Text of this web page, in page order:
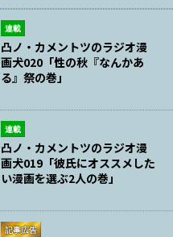
連載
凸ノ・カメントツのラジオ漫
画犬020「性の秋『なんかあ
る』祭の巻」
連載
凸ノ・カメントツのラジオ漫
画犬019「彼氏にオススメした
い漫画を選ぶ2人の巻」
記事広告